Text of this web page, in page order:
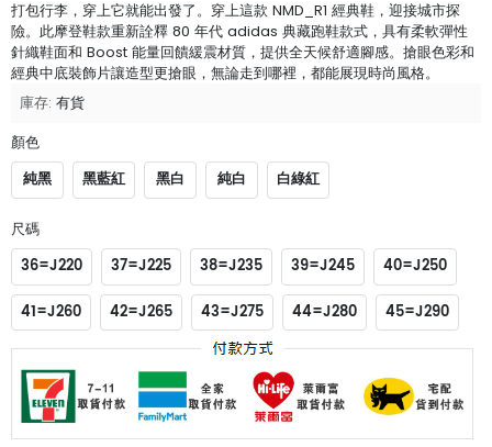
打包行李，穿上它就能出發了。穿上這款 NMD_R1 經典鞋，迎接城市探
險。此摩登鞋款重新詮釋 80 年代 adidas 典藏跑鞋款式，具有柔軟彈性
針織鞋面和 Boost 能量回饋緩震材質，提供全天候舒適腳感。搶眼色彩和
經典中底裝飾片讓造型更搶眼，無論走到哪裡，都能展現時尚風格。
庫存: 有貨
顏色
純黑 黑藍紅 黑白 純白 白綠紅
尺碼
36=J220 37=J225 38=J235 39=J245
40=J250
41=J260
42=J265 43=J275 44=J280 45=J290